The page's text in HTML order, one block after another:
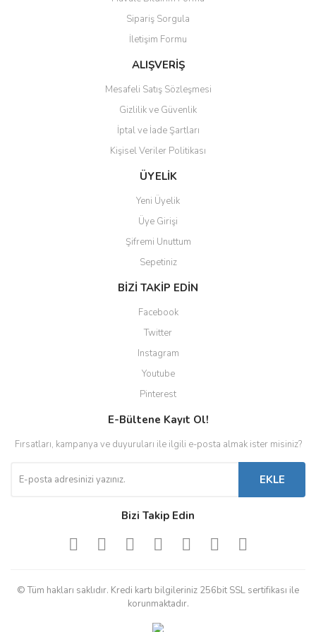
Ürün bilgilerinde hatalar bulunuyor.
Ürün fiyatı diğer sitelerden daha pahalı.
Bu ürüne benzer farklı alternatifler olmalı.
Gönder
Sipariş Sorgula
İletişim Formu
ALIŞVERİŞ
Mesafeli Satış Sözleşmesi
Gizlilik ve Güvenlik
İptal ve İade Şartları
Kişisel Veriler Politikası
ÜYELİK
Yeni Üyelik
Üye Girişi
Şifremi Unuttum
Sepetiniz
BİZİ TAKİP EDİN
Facebook
Twitter
Instagram
Youtube
Pinterest
E-Bültene Kayıt Ol!
Fırsatları, kampanya ve duyuruları ile ilgili e-posta almak ister misiniz?
EKLE
Bizi Takip Edin
© Tüm hakları saklıdır. Kredi kartı bilgileriniz 256bit SSL sertifikası ile
korunmaktadır.